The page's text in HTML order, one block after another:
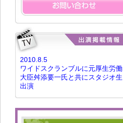
2010.8.5
ワイドスクランブルに元厚生労働
大臣舛添要一氏と共にスタジオ生
出演